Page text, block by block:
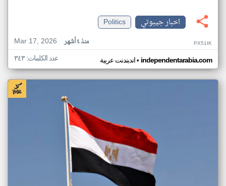
اخبار جيبوتي
Politics
Mar 17, 2026
منذ ٤ أشهر PX51IK
اندبندنت عربية• independentarabia.com عدد الكلمات: ٣٤٣